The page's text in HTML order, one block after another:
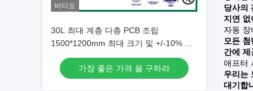
비디오
30L 최대 계층 다층 PCB 조립
1500*1200mm 최대 크기 및 +/-10% 임
페던스 제어
가장 좋은 가격 을 구하라
당사의
지연
자동 장
모든
간에
애프터
우리는
대기합